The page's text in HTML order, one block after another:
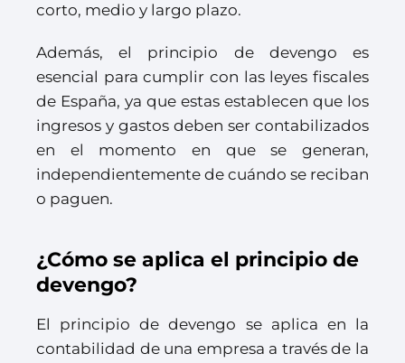
corto, medio y largo plazo.
Además, el principio de devengo es
esencial para cumplir con las leyes fiscales
de España, ya que estas establecen que los
ingresos y gastos deben ser contabilizados
en el momento en que se generan,
independientemente de cuándo se reciban
o paguen.
¿Cómo se aplica el principio de
devengo?
El principio de devengo se aplica en la
contabilidad de una empresa a través de la